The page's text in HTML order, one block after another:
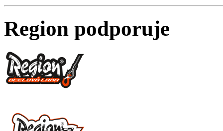
Region podporuje